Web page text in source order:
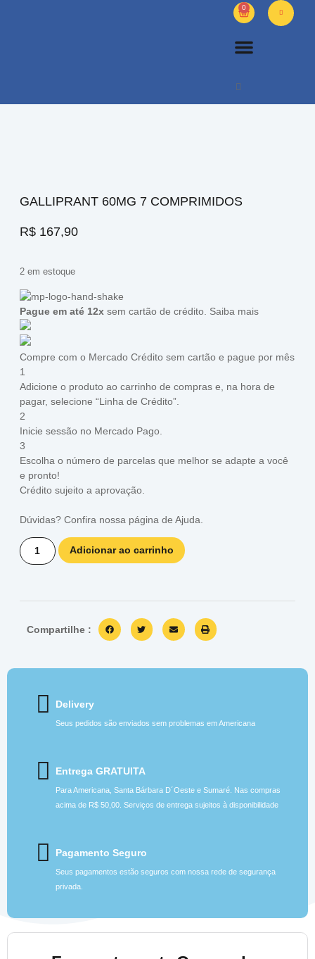
0
GALLIPRANT 60MG 7 COMPRIMIDOS
R$ 167,90
2 em estoque
Pague em até 12x sem cartão de crédito. Saiba mais
Compre com o Mercado Crédito sem cartão e pague por mês
1
Adicione o produto ao carrinho de compras e, na hora de
pagar, selecione “Linha de Crédito”.
2
Inicie sessão no Mercado Pago.
3
Escolha o número de parcelas que melhor se adapte a você
e pronto!
Crédito sujeito a aprovação.
Dúvidas? Confira nossa página de Ajuda
Adicionar ao carrinho
Compartilhe :
Delivery
Seus pedidos são enviados sem problemas em Americana
Entrega GRATUITA
Para Americana, Santa Bárbara D´Oeste e Sumaré. Nas compras
acima de R$ 50,00. Serviços de entrega sujeitos à disponibilidade
Pagamento Seguro
Seus pagamentos estão seguros com nossa rede de segurança
privada.